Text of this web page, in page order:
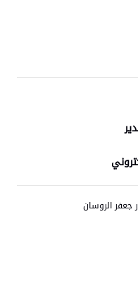
جعفر الروسان